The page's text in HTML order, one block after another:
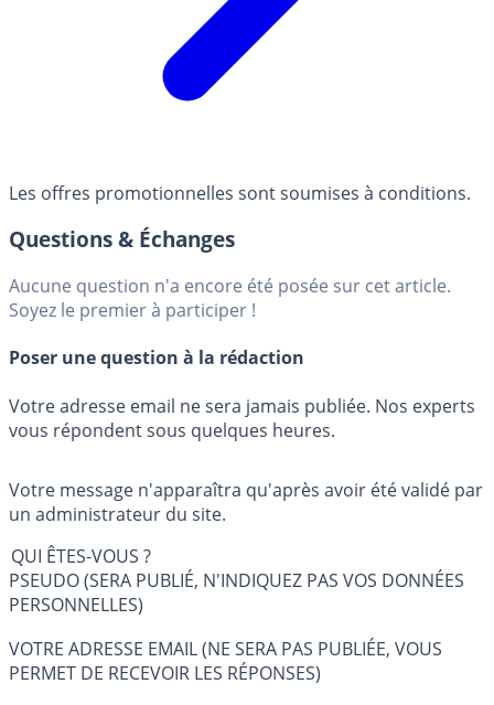
Les offres promotionnelles sont soumises à conditions.
Questions & Échanges
Aucune question n'a encore été posée sur cet article.
Soyez le premier à participer !
Poser une question à la rédaction
Votre adresse email ne sera jamais publiée. Nos experts
vous répondent sous quelques heures.
Votre message n'apparaîtra qu'après avoir été validé par
un administrateur du site.
QUI ÊTES-VOUS ?
PSEUDO (SERA PUBLIÉ, N'INDIQUEZ PAS VOS DONNÉES
PERSONNELLES)
VOTRE ADRESSE EMAIL (NE SERA PAS PUBLIÉE, VOUS
PERMET DE RECEVOIR LES RÉPONSES)